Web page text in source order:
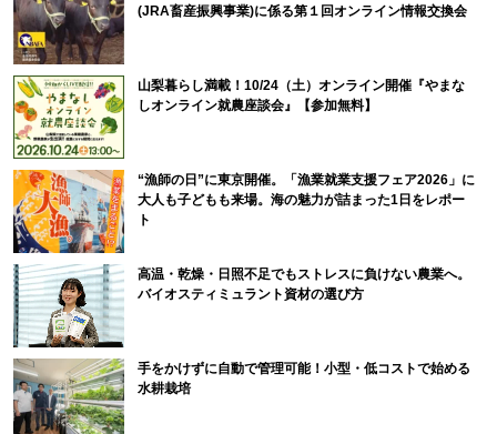
(JRA畜産振興事業)に係る第１回オンライン情報交換会
山梨暮らし満載！10/24（土）オンライン開催『やまな
しオンライン就農座談会』【参加無料】
“漁師の日”に東京開催。「漁業就業支援フェア2026」に
大人も子どもも来場。海の魅力が詰まった1日をレポー
ト
高温・乾燥・日照不足でもストレスに負けない農業へ。
バイオスティミュラント資材の選び方
手をかけずに自動で管理可能！小型・低コストで始める
水耕栽培